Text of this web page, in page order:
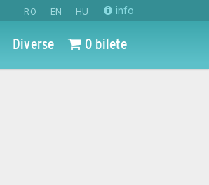
RO EN HU info
Diverse 0 bilete